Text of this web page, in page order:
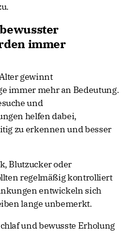
immer
gewinnt
immer mehr an Bedeutung.
und
helfen dabei,
zu erkennen und besser
Blutzucker oder
regelmäßig kontrolliert
entwickeln sich
lange unbemerkt.
und bewusste Erholung